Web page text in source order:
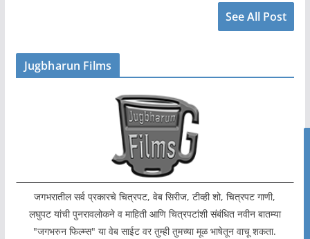
See All Post
Jugbharun Films
जगभरातील सर्व प्रकारचे चित्रपट, वेब सिरीज, टीव्ही शो, चित्रपट गाणी,
लघुपट यांची पुनरावलोकने व माहिती आणि चित्रपटांशी संबंधित नवीन बातम्या
"जगभरुन फिल्म्स" या वेब साईट वर तुम्ही तुमच्या मूळ भाषेतून वाचू शकता.